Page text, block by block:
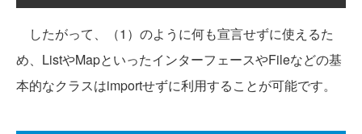
したがって、（1）のように何も宣言せずに使えるた
め、ListやMapといったインターフェースやFileなどの基
本的なクラスはimportせずに利用することが可能です。